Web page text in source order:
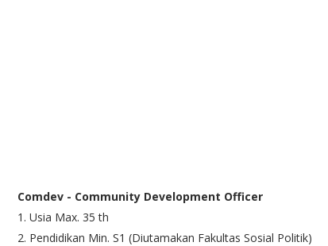
Comdev - Community Development Officer
1. Usia Max. 35 th
2. Pendidikan Min. S1 (Diutamakan Fakultas Sosial Politik)